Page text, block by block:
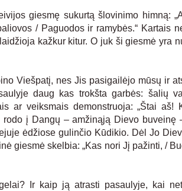
giesmę sukurtą šlovinimo himną:
/ Paguodos ir ramybės.“ Kartais
kažkur kitur. O juk ši giesmė yra
Viešpatį, nes Jis pasigailėjo mūsų ir
daug kas trokšta garbės: šalių
ar veiksmais demonstruoja: „Štai aš!
rodo į Dangų – amžinąją Dievo
ėdžiose gulinčio Kūdikio. Dėl Jo
giesmė skelbia: „Kas nori Jį pažinti, /
Ir kaip ją atrasti pasaulyje, kai